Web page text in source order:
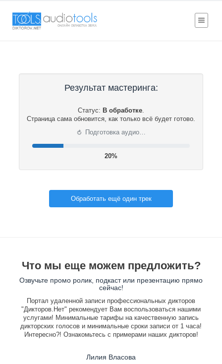
Результат мастеринга:
Статус: В обработке.
Страница сама обновится, как только всё будет готово.
⟳ Подготовка аудио…
21%
Обработать ещё один трек
Что мы еще можем предложить?
Озвучьте промо ролик, подкаст или презентацию прямо
сейчас!
Портал удаленной записи профессиональных дикторов
"Дикторов.Нет" рекомендует Вам воспользоваться нашими
услугами! Минимальные тарифы на качественную запись
дикторских голосов и минимальные сроки записи от 1 часа!
Интересно?! Ознакомьтесь с примерами наших дикторов!
Лилия Власова